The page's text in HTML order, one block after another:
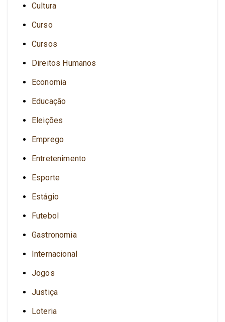
Cultura
Curso
Cursos
Direitos Humanos
Economia
Educação
Eleições
Emprego
Entretenimento
Esporte
Estágio
Futebol
Gastronomia
Internacional
Jogos
Justiça
Loteria